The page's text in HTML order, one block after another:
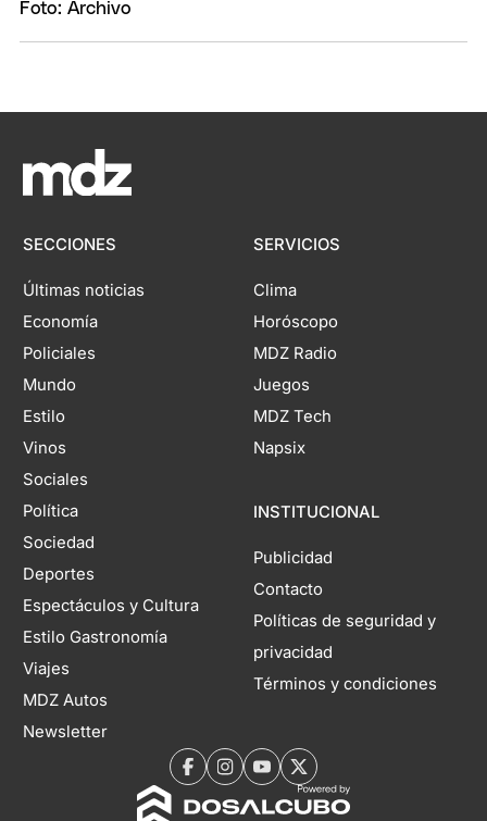
SECCIONES
Últimas noticias
Economía
Policiales
Mundo
Estilo
Vinos
Sociales
Política
Sociedad
Deportes
Espectáculos y Cultura
Estilo Gastronomía
Viajes
MDZ Autos
Newsletter
SERVICIOS
Clima
Horóscopo
MDZ Radio
Juegos
MDZ Tech
Napsix
INSTITUCIONAL
Publicidad
Contacto
Políticas de seguridad y
privacidad
Términos y condiciones